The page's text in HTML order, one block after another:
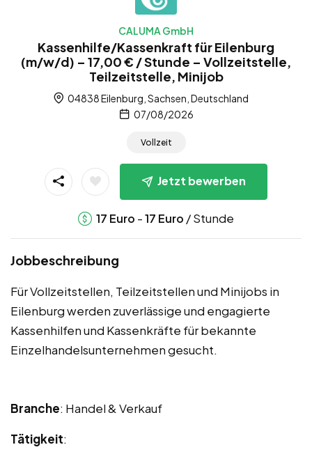
CALUMA GmbH
Kassenhilfe/Kassenkraft für Eilenburg
(m/w/d) – 17,00 € / Stunde – Vollzeitstelle,
Teilzeitstelle, Minijob
04838 Eilenburg, Sachsen, Deutschland
07/08/2026
Vollzeit
Jetzt bewerben
17 Euro -17 Euro / Stunde
Jobbeschreibung
Für Vollzeitstellen, Teilzeitstellen und Minijobs in
Eilenburg werden zuverlässige und engagierte
Kassenhilfen und Kassenkräfte für bekannte
Einzelhandelsunternehmen gesucht.
Branche: Handel & Verkauf
Tätigkeit: